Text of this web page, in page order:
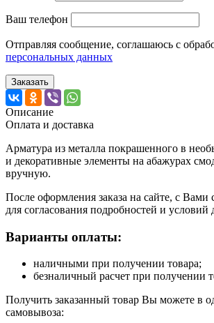
Ваш телефон
Отправляя сообщение, соглашаюсь с
персональных данных
Заказать
Описание
Оплата и доставка
Арматура из металла покрашенного в
и декоративные элементы на абажурах
вручную.
После оформления заказа на сайте, с Вами
для согласования подробностей и условий
Варианты оплаты:
наличными при получении товара;
безналичный расчет при получении
Получить заказанный товар Вы можете в
самовывоза: